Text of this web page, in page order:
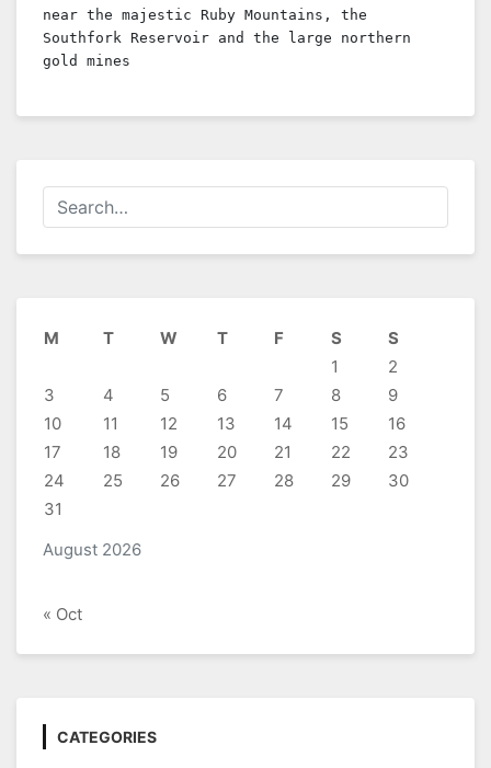
near the majestic Ruby Mountains, the
Southfork Reservoir and the large northern
gold mines
August 2026
M T W T F S
S
1
2
3
4 5 6 7 8
9
10
11 12 13 14 15
16
17
18 19 20 21 22
23
24
25 26 27 28 29
30
31
« Oct
CATEGORIES